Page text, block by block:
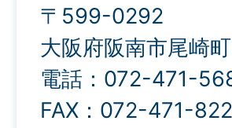
〒599-0292
大阪府阪南市尾崎
電話：072-471-
FAX：072-471-